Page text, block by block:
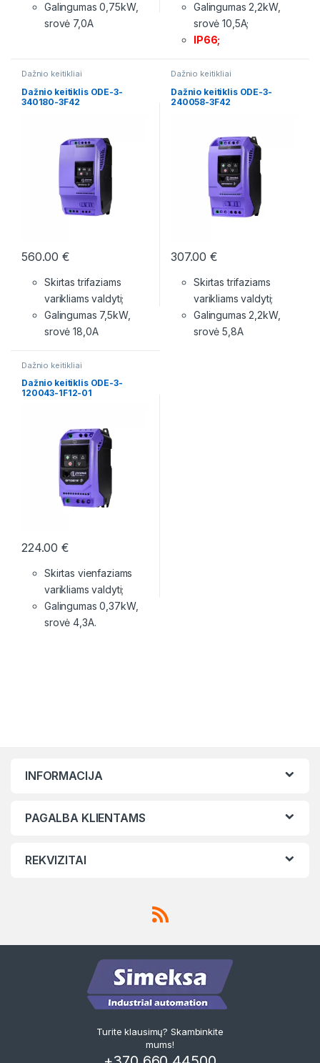
Galingumas 0,75kW,
srovė 7,0A
Galingumas 2,2kW,
srovė 10,5A;
IP66;
Dažnio keitikliai
Dažnio keitiklis ODE-3-
340180-3F42
560.00€
Skirtas trifaziams
varikliams valdyti;
Galingumas 7,5kW,
srovė 18,0A
Dažnio keitikliai
Dažnio keitiklis ODE-3-
240058-3F42
307.00€
Skirtas trifaziams
varikliams valdyti;
Galingumas 2,2kW,
srovė 5,8A
Dažnio keitikliai
Dažnio keitiklis ODE-3-
120043-1F12-01
224.00€
Skirtas vienfaziams
varikliams valdyti;
Galingumas 0,37kW,
srovė 4,3A.
INFORMACIJA
PAGALBA KLIENTAMS
REKVIZITAI
Turite klausimų? Skambinkite
mums!